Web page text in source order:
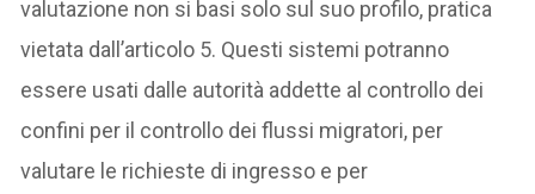
valutazione non si basi solo sul suo profilo, pratica
vietata dall’articolo 5. Questi sistemi potranno
essere usati dalle autorità addette al controllo dei
confini per il controllo dei flussi migratori, per
valutare le richieste di ingresso e per